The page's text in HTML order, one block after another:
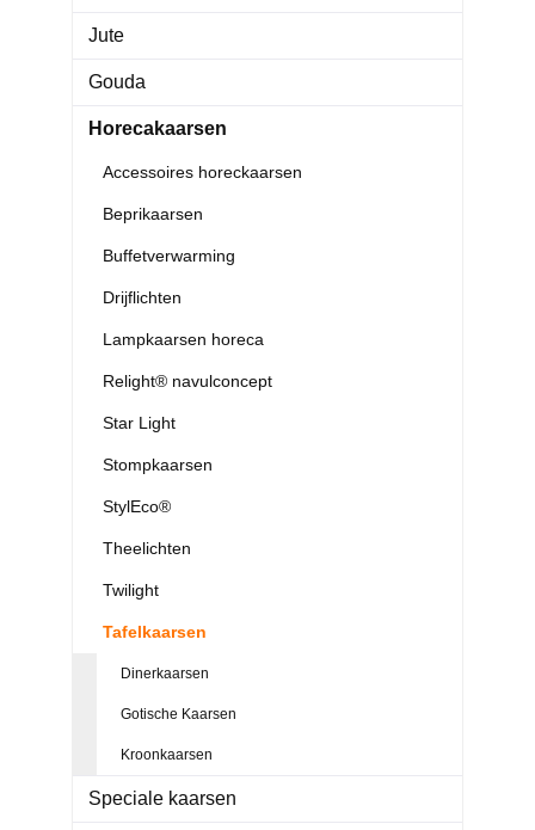
Jute
Gouda
Horecakaarsen
Accessoires horeckaarsen
Beprikaarsen
Buffetverwarming
Drijflichten
Lampkaarsen horeca
Relight® navulconcept
Star Light
Stompkaarsen
StylEco®
Theelichten
Twilight
Tafelkaarsen
Dinerkaarsen
Gotische Kaarsen
Kroonkaarsen
Speciale kaarsen